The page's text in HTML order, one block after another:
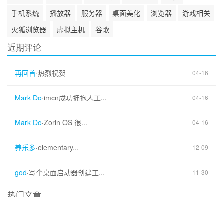
手机系统
播放器 服务器 桌面美化 浏览器
游戏相关
火狐浏览器
虚拟主机 谷歌
近期评论
再回首·热烈祝贺 04-16
Mark Do·imcn成功拥抱人工... 04-16
Mark Do·Zorin OS 很... 04-16
养乐多·elementary... 12-09
god·写个桌面启动器创建工... 11-30
热门文章